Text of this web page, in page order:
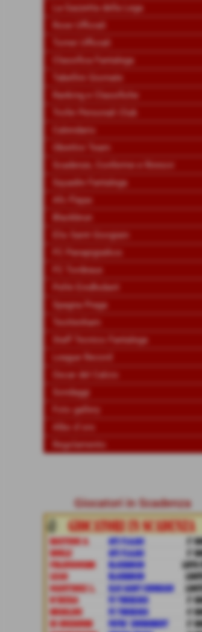
La Gazzetta della Lega
Rose Ufficiali
Tornei Ufficiali
Classifica Fantalega
Tabellini Giornate
Ranking e Classifiche
Trofei Personali Club
Calendario
Obiettivi Team
Scadenze, Conferme e Rinnovi
Squadre Fantalega
Afc Flajax
Blackbrun
Elis Saint Giorgiain
FC Panapigiaikos
FC Tordeaux
Psfrè Eindhobert
Spagna Praga
Teottenham
Staff Tecnico Fantalega
League Record
Oscar del Calcio
Sondaggi
Foto gallery
Albo d´oro
Regolamento
Giocatori in Scadenza